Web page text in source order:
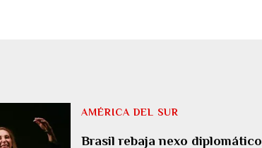
Brasil rebaja nexo diplomático
AMÉRICA DEL SUR